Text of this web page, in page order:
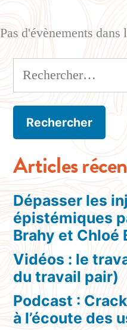
Pas d'évènements
Articles
Dépasser les
épistémiques
Brahy et Chloé
Vidéos : le
du travail pair)
Podcast :
à l’écoute des